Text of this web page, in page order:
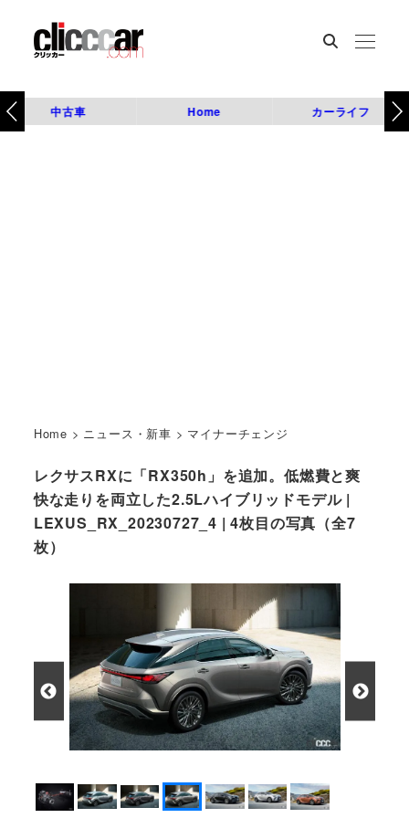
中古車 Home カーライフ
Home > ニュース・新車 > マイナーチェンジ
レクサスRXに「RX350h」を追加。低燃費と爽
快な走りを両立した2.5Lハイブリッドモデル |
LEXUS_RX_20230727_4 | 4枚目の写真（全7
枚）